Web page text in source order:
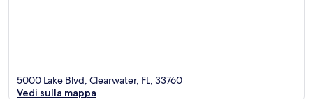
5000 Lake Blvd, Clearwater, FL, 33760
Vedi sulla mappa